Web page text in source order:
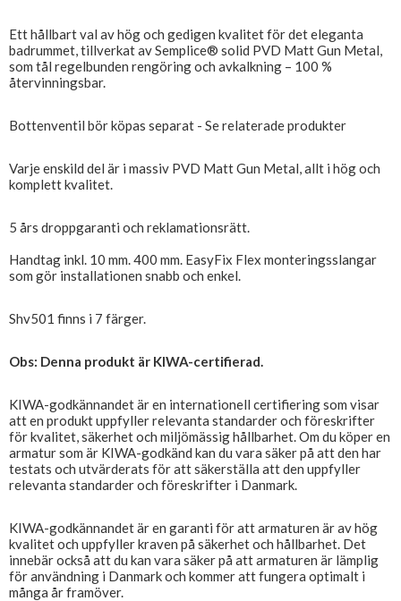
Ett hållbart val av hög och gedigen kvalitet för det eleganta
badrummet, tillverkat av Semplice® solid PVD Matt Gun Metal,
som tål regelbunden rengöring och avkalkning – 100 %
återvinningsbar.
Bottenventil bör köpas separat - Se relaterade produkter
Varje enskild del är i massiv PVD Matt Gun Metal, allt i hög och
komplett kvalitet.
5 års droppgaranti och reklamationsrätt.
Handtag inkl. 10 mm. 400 mm. EasyFix Flex monteringsslangar
som gör installationen snabb och enkel.
Shv501 finns i 7 färger.
Obs: Denna produkt är KIWA-certifierad.
KIWA-godkännandet är en internationell certifiering som visar
att en produkt uppfyller relevanta standarder och föreskrifter
för kvalitet, säkerhet och miljömässig hållbarhet. Om du köper en
armatur som är KIWA-godkänd kan du vara säker på att den har
testats och utvärderats för att säkerställa att den uppfyller
relevanta standarder och föreskrifter i Danmark.
KIWA-godkännandet är en garanti för att armaturen är av hög
kvalitet och uppfyller kraven på säkerhet och hållbarhet. Det
innebär också att du kan vara säker på att armaturen är lämplig
för användning i Danmark och kommer att fungera optimalt i
många år framöver.